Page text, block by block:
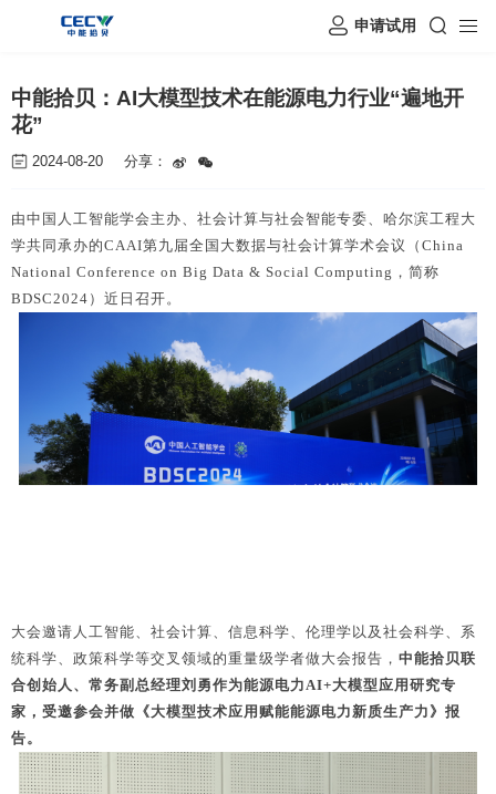
申请试用
中能拾贝：AI大模型技术在能源电力行业“遍地开
花”
2024-08-20 分享：
由中国人工智能学会 主办、社会计算与社会智能专委、哈尔滨工程大
学共同承办的CAAI第九届全国大数据与社会计算学术会议（China
National Conference on Big Data & Social Computing，简称
BDSC2024）近日召开。
大会邀请人工智能、社会计算、信息科学、伦理学以及社会科学、系
统科学、政策科学等交叉领域的重量级学者做大会报告， 中能拾贝联
合创始人、常务副总经理刘勇作为能源电力AI+大模型应用研究专
家，受邀参会并做《大模型技术应用赋能能源电力新质生产力》报
告。